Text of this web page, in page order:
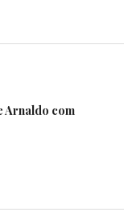
Arnaldo com